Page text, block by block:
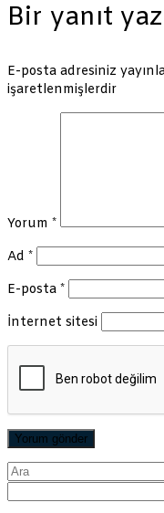
Bir yanıt
E-posta adresiniz
işaretlenmişlerdir
Yorum *
Ad *
E-posta *
İnternet sitesi
Şunu
ara: